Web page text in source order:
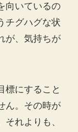
向いているの
チグハグな状
が、気持ちが
標にすること
ん。その時が
れよりも、